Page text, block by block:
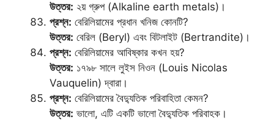
উত্তর: ২য় গ্রুপ (Alkaline earth metals)।
প্রশ্ন: বেরিলিয়ামের প্রধান খনিজ কোনটি?
উত্তর: বেরিল (Beryl) এবং বিটলাইট (Bertrandite)।
প্রশ্ন: বেরিলিয়ামের আবিষ্কার কখন হয়?
উত্তর: ১৭৯৮ সালে লুইস নিওন (Louis Nicolas
Vauquelin) দ্বারা।
প্রশ্ন: বেরিলিয়ামের বৈদ্যুতিক পরিবাহিতা কেমন?
উত্তর: ভালো, এটি একটি ভালো বৈদ্যুতিক পরিবাহক।